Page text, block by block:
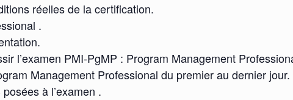
réelles de la certification.
.
l’examen PMI-PgMP : Program Management
Management Professional du premier au dernier jour.
à l’examen .